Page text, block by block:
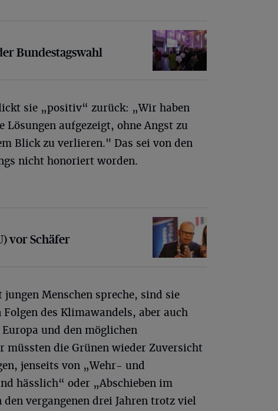
Bundestagswahl
sie „positiv“ zurück: „Wir haben
aufgezeigt, ohne Angst zu
Blick zu verlieren." Das sei von den
nicht honoriert worden.
vor Schäfer
Menschen spreche, sind sie
des Klimawandels, aber auch
und den möglichen
die Grünen wieder Zuversicht
jenseits von „Wehr- und
hässlich“ oder „Abschieben im
vergangenen drei Jahren trotz viel